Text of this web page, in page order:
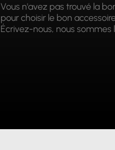
Vous n'avez pas trouvé la
pour choisir le bon
Écrivez-nous, nous sommes